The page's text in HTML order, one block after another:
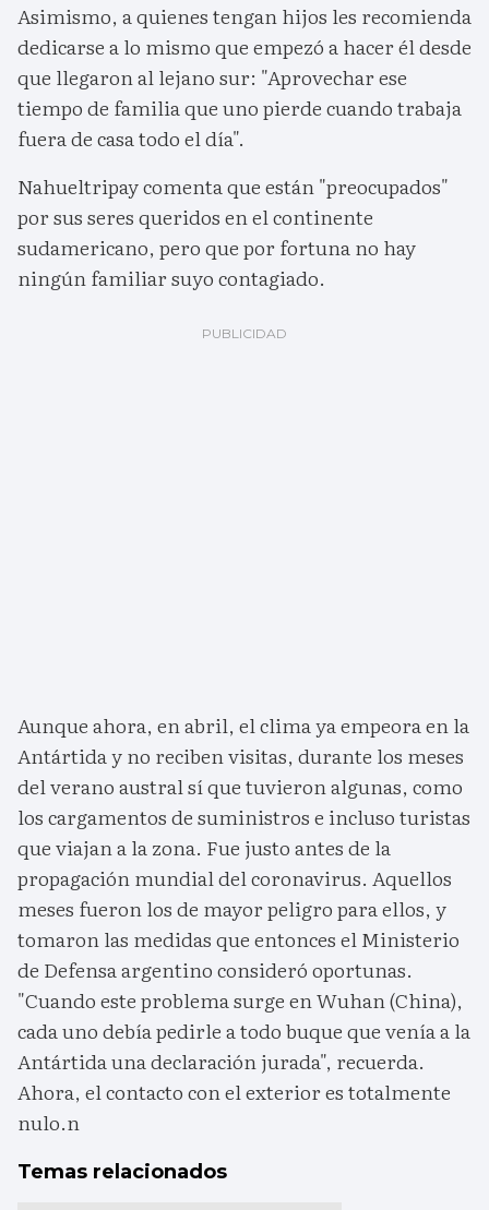
Asimismo, a quienes tengan hijos les recomienda
dedicarse a lo mismo que empezó a hacer él desde
que llegaron al lejano sur: "Aprovechar ese
tiempo de familia que uno pierde cuando trabaja
fuera de casa todo el día".
Nahueltripay comenta que están "preocupados"
por sus seres queridos en el continente
sudamericano, pero que por fortuna no hay
ningún familiar suyo contagiado.
Aunque ahora, en abril, el clima ya empeora en la
Antártida y no reciben visitas, durante los meses
del verano austral sí que tuvieron algunas, como
los cargamentos de suministros e incluso turistas
que viajan a la zona. Fue justo antes de la
propagación mundial del coronavirus. Aquellos
meses fueron los de mayor peligro para ellos, y
tomaron las medidas que entonces el Ministerio
de Defensa argentino consideró oportunas.
"Cuando este problema surge en Wuhan (China),
cada uno debía pedirle a todo buque que venía a la
Antártida una declaración jurada", recuerda.
Ahora, el contacto con el exterior es totalmente
nulo.n
Temas relacionados